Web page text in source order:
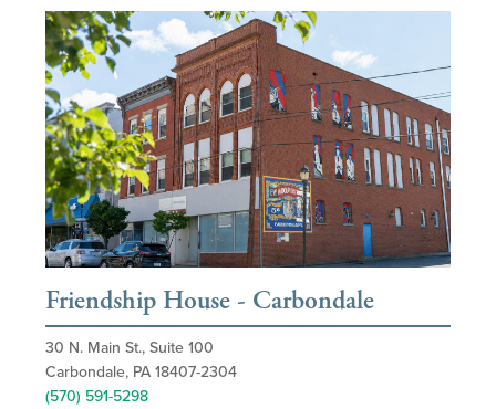
Friendship House - Carbondale
30 N. Main St., Suite 100
Carbondale, PA 18407-2304
(570) 591-5298